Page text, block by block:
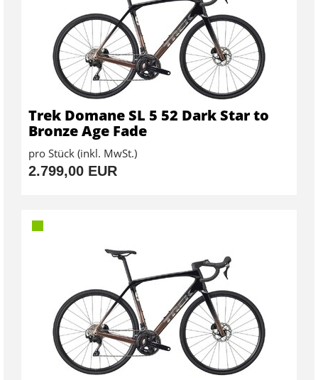
Trek Domane SL 5 52 Dark Star to
Bronze Age Fade
pro Stück (inkl. MwSt.)
2.799,00 EUR